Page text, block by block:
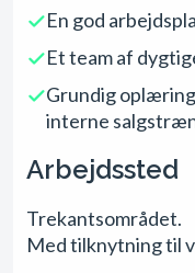
En god
Et team af
Grundig
interne
Arbejdssted
Trekantsområdet.
Med tilknytning til